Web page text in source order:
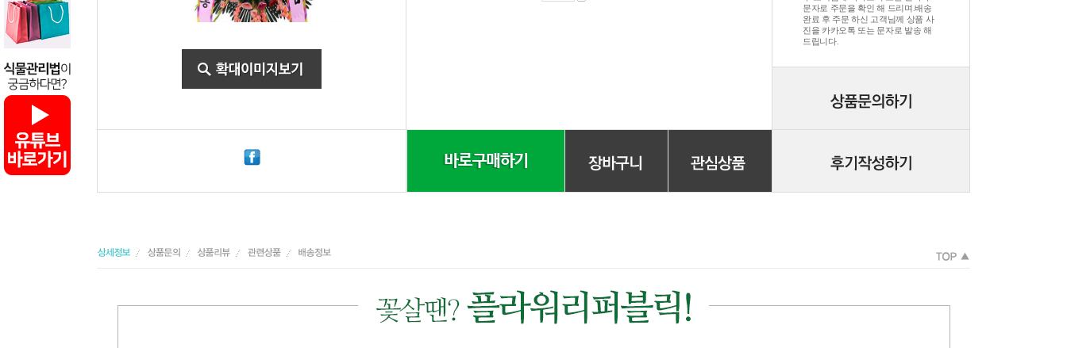
문자로 주문을 확인 해 드리며.배송
완료 후 주문 하신 고객님께 상품 사
진을 카카오톡 또는 문자로 발송 해
드립니다.